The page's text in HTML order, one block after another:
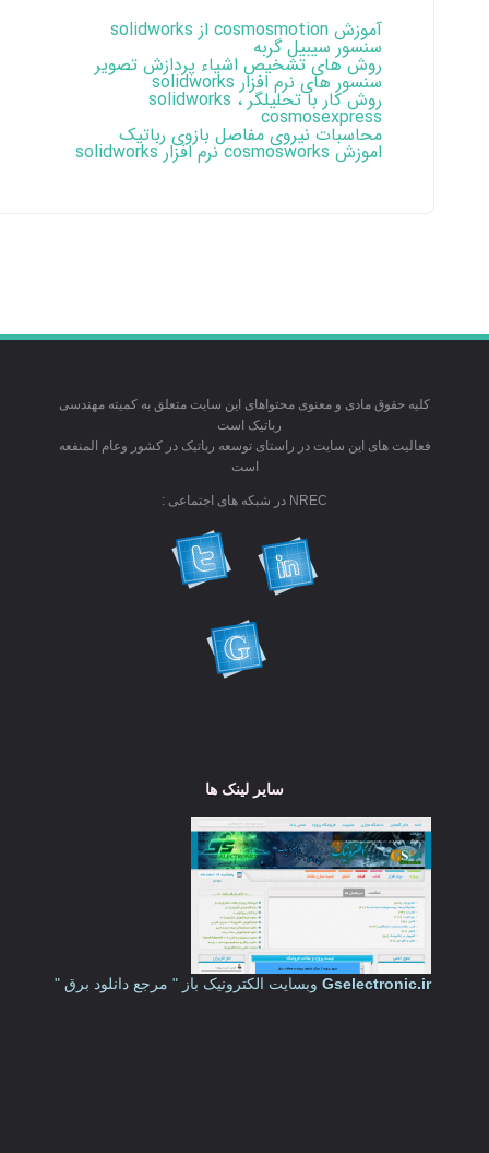
آموزش cosmosmotion از solidworks
سنسور سیبیل گربه
روش های تشخیص اشیاء پردازش تصویر
سنسور های نرم افزار solidworks
روش کار با تحلیلگر solidworks ،
cosmosexpress
محاسبات نیروی مفاصل بازوی رباتیک
اموزش cosmosworks نرم افزار solidworks
کلیه حقوق مادی و معنوی محتواهای این سایت متعلق به کمیته مهندسی
رباتیک است
فعالیت های این سایت در راستای توسعه رباتیک در کشور وعام المنفعه
است
NREC در شبکه های اجتماعی :
سایر لینک ها
Gselectronic.irوبسایت الکترونیک باز " مرجع دانلود برق "